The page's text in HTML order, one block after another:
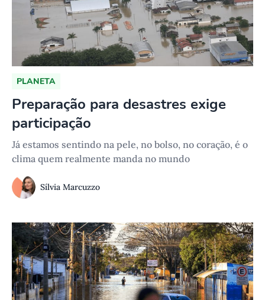
PLANETA
Preparação para desastres exige
participação
Já estamos sentindo na pele, no bolso, no coração, é o
clima quem realmente manda no mundo
Sílvia Marcuzzo